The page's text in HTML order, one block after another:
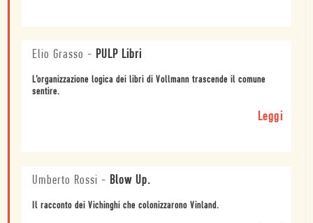
Elio Grasso - PULP Libri
L’organizzazione logica dei libri di Vollmann trascende il comune
sentire.
Leggi
Umberto Rossi - Blow Up.
Il racconto dei Vichinghi che colonizzarono Vinland.